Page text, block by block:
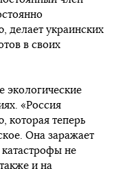
делает украинских
в своих
экологические
«Россия
которая теперь
Она заражает
не
и на